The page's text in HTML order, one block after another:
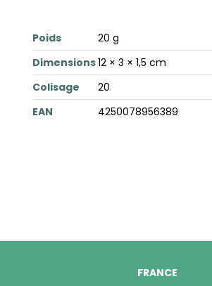
Poids
20 g
Dimensions12 × 3 × 1,5 cm
Colisage
20
EAN
4250078956389
FRANCE